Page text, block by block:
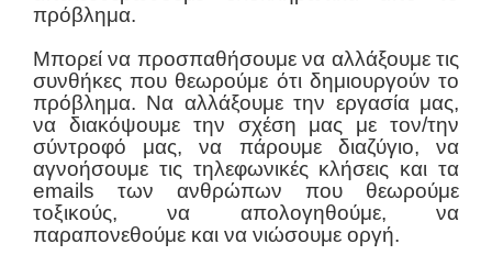
πρόβλημα.
Μπορεί να προσπαθήσουμε να αλλάξουμε τις
συνθήκες που θεωρούμε ότι δημιουργούν το
πρόβλημα. Να αλλάξουμε την εργασία μας,
να διακόψουμε την σχέση μας με τον/την
σύντροφό μας, να πάρουμε διαζύγιο, να
αγνοήσουμε τις τηλεφωνικές κλήσεις και τα
emails των ανθρώπων που θεωρούμε
τοξικούς, να απολογηθούμε, να
παραπονεθούμε και να νιώσουμε οργή.